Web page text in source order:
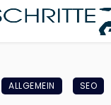
ALLGEMEIN SEO